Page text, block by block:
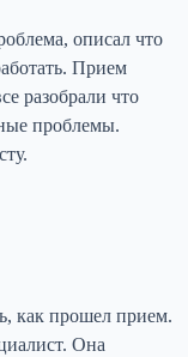
описал что
Прием
разобрали что
проблемы.
как прошел прием.
Она